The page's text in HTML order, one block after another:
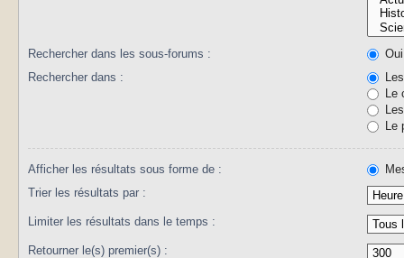
Rechercher dans les sous-forums :
Oui
Rechercher dans :
Le
Le
Afficher les résultats sous forme de :
Trier les résultats par :
Limiter les résultats dans le temps :
Retourner le(s) premier(s) :